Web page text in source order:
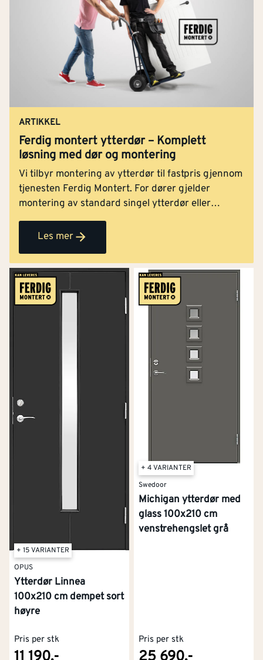
ARTIKKEL
Ferdig montert ytterdør – Komplett
løsning med dør og montering
Vi tilbyr montering av ytterdør til fastpris gjennom
tjenesten Ferdig Montert. For dører gjelder
montering av standard singel ytterdør eller
balkongdør med karm. Les mer om tjenesten og se
priseksempler!
Les mer
+ 15 VARIANTER
OPUS
Ytterdør Linnea
100x210 cm dempet sort
høyre
Pris per stk
+ 4 VARIANTER
Swedoor
Michigan ytterdør med
glass 100x210 cm
venstrehengslet grå
Pris per stk